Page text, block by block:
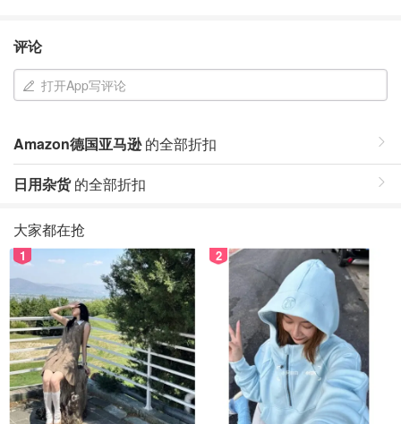
评论
打开App写评论
Amazon德国亚马逊的全部折扣
日用杂货的全部折扣
大家都在抢
1 2